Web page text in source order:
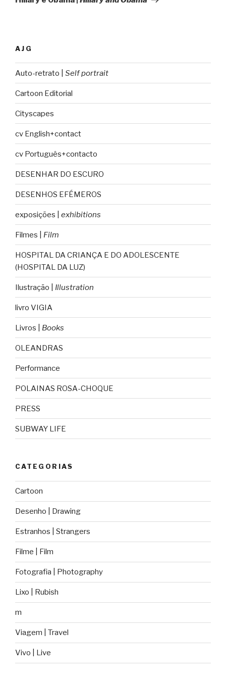
AJG
Auto-retrato | Self portrait
Cartoon Editorial
Cityscapes
cv English+contact
cv Português+contacto
DESENHAR DO ESCURO
DESENHOS EFÉMEROS
exposições | exhibitions
Filmes | Film
HOSPITAL DA CRIANÇA E DO ADOLESCENTE
(HOSPITAL DA LUZ)
Ilustração | Illustration
livro VIGIA
Livros | Books
OLEANDRAS
Performance
POLAINAS ROSA-CHOQUE
PRESS
SUBWAY LIFE
CATEGORIAS
Cartoon
Desenho | Drawing
Estranhos | Strangers
Filme | Film
Fotografia | Photography
Lixo | Rubish
m
Viagem | Travel
Vivo | Live